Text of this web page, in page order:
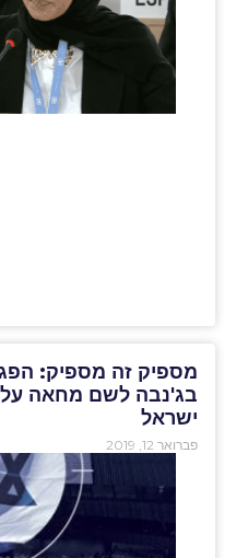
בג'נבה לשם מחאה על
ישראל
פברואר 12, 2019